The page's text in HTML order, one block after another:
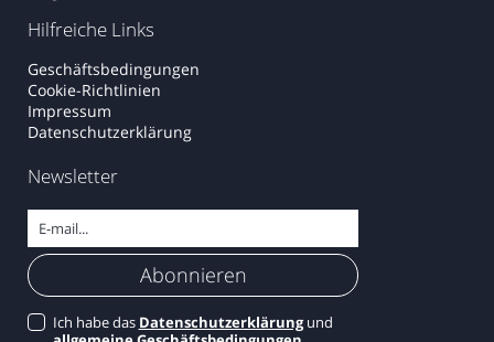
Hilfreiche Links
Geschäftsbedingungen
Cookie-Richtlinien
Impressum
Datenschutzerklärung
Newsletter
Ich habe das Datenschutzerklärungund